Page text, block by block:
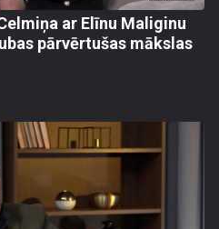
ar Elīnu Maliginu
pārvērtušas mākslas